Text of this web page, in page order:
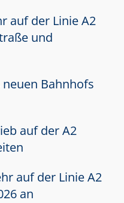
auf der Linie A2
und
Bahnhofs
auf der A2
auf der Linie A2
an